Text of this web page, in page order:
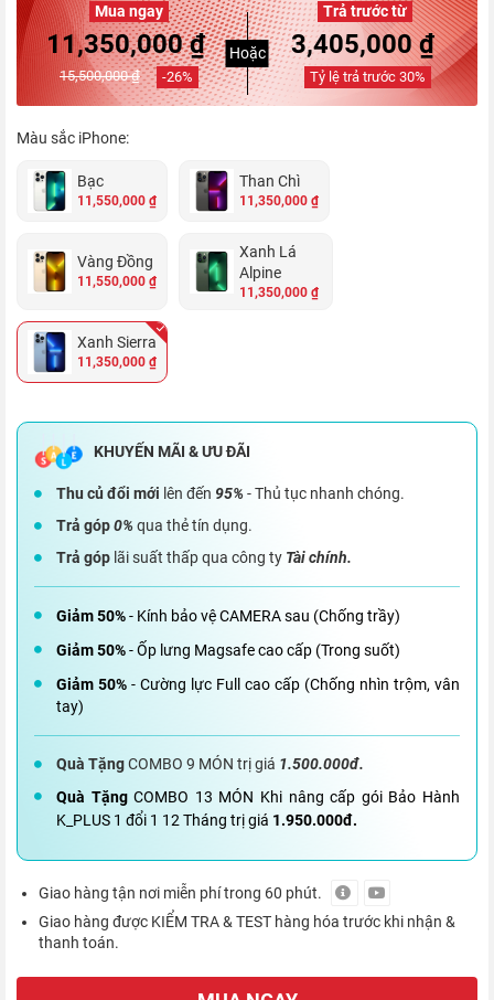
Mua ngay
11,350,000 ₫
15,500,000 ₫ -26%
Hoặc
Trả trước từ
3,405,000 ₫
Tỷ lệ trả trước30%
Màu sắc iPhone:
Bạc
11,550,000 ₫
Than Chì
11,350,000 ₫
Vàng Đồng
11,550,000 ₫
Xanh Lá
Alpine
11,350,000 ₫
Xanh Sierra
11,350,000 ₫
Thu củ đổi mới lên đến 95%- Thủ tục nhanh chóng.
Trả góp0%qua thẻ tín dụng.
Trả góp lãi suất thấp qua công ty Tài chính.
Giảm 50%- Kính bảo vệ CAMERA sau (Chống trầy)
Giảm 50%- Ốp lưng Magsafe cao cấp (Trong suốt)
Giảm 50% - Cường lực Full cao cấp (Chống nhìn trộm, vân
tay)
Quà TặngCOMBO 9 MÓN trị giá 1.500.000đ.
Quà TặngCOMBO 13 MÓN Khi nâng cấp gói Bảo Hành
K_PLUS 1 đổi 1 12 Tháng trị giá 1.950.000đ.
Giao hàng tận nơi miễn phí trong 60 phút.
Giao hàng được KIỂM TRA & TEST hàng hóa trước khi nhận &
thanh toán.